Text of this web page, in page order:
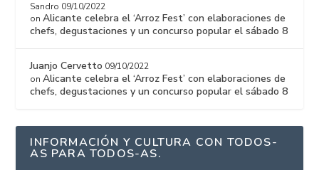
Sandro 09/10/2022
onAlicante celebra el ‘Arroz Fest’ con elaboraciones de
chefs, degustaciones y un concurso popular el sábado 8
Juanjo Cervetto 09/10/2022
onAlicante celebra el ‘Arroz Fest’ con elaboraciones de
chefs, degustaciones y un concurso popular el sábado 8
INFORMACIÓN Y CULTURA CON TODOS-
AS PARA TODOS-AS.